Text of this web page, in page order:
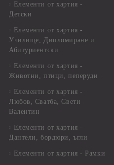
Елементи от хартия -
Детски
Елементи от хартия -
Училище, Дипломиране и
Абитуриентски
Елементи от хартия -
Животни, птици, пеперуди
Елементи от хартия -
Любов, Сватба, Свети
Валентин
Елементи от хартия -
Дантели, бордюри, ъгли
Елементи от хартия - Рамки